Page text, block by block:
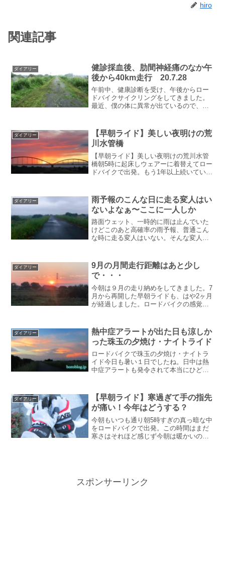
hiro
関連記事
ダイアリー
健診採血後、肋間神経痛のなか午
後から40km走行 20.7.28
午前中、健康診断を受け、午後からロー
ドバイクサイクリングをしてきました。
最近、僕の体に異常が出ているので、健
チクン！とした痛みが１週間前から大き
く息を吐くとチクン！と左...
ダイアリー
【早朝ライド】美しい夜明けの荒
川水管橋
【早朝ライド】美しい夜明けの荒川水管
橋朝5時に起床しウェアーに着替えてロー
ドバイクで出発。もう1年以上続いている
と派手めのリアライトを点灯させて走
る。荒川の土手の上を...
ダイアリー
雨予報のこんな日に走る変人はい
ないよなぁ〜ここに一人しか
路面ウェット、一時的に雨は止んでいた
けどこのあと高確率の雨予報、普通こん
な時に走る変人はいない。そんな変人が
ら出発します。家の前の路面は、濡れて
るところと濡れてないとこ...
ダイアリー
9月の月間走行距離はあと少し
で・・・
今朝は９月の走り納めをしてきました。7
月から再開した早朝ライドも、はや2ヶ月
が経過しました。ロードバイクの感覚は
たりもします。確実に歳は重ねてます
が、まだボケるにはちょ...
ダイアリー
熱中症アラートが出た日も涼しか
った珠玉の夕焼け・ナイトライド
ロードバイクで珠玉の夕焼け・ナイトラ
イド今日も暑い１日でしたね。日中は熱
中症アラートも発令されて本当にひどい
ていました。久々の夕焼けライド今日は
午前中走れなかったので、...
ダイアリー
【早朝ライド】寒過ぎて手の指先
が痛い！今年はどうする？
今朝もいつも通り朝5時すぎの真っ暗な中
をロードバイクで出発。この時間はまだ
寒さはそれほど感じず今朝は暖かいのか⁉︎
スポンサーリンク